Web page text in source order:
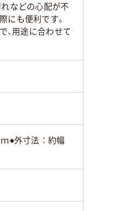
れなどの心配が不
にも便利です。
、用途に合わせて
●外寸法：約幅